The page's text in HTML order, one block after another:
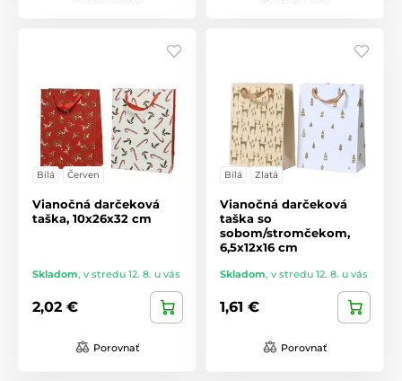
Bílá Červen
Vianočná darčeková
taška, 10x26x32 cm
Skladom, v stredu 12. 8. u vás
2,02 €
Porovnať
Bílá Zlatá
Vianočná darčeková
taška so
sobom/stromčekom,
6,5x12x16 cm
Skladom, v stredu 12. 8. u vás
1,61 €
Porovnať